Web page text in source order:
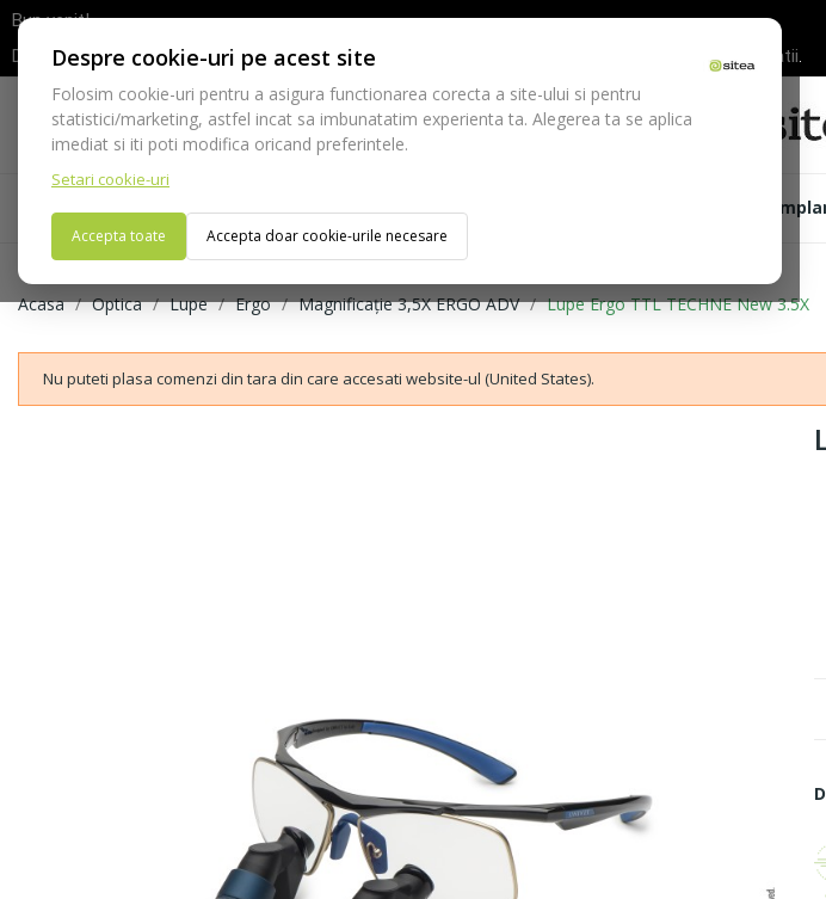
Despre cookie-uri pe acest site
Folosim cookie-uri pentru a asigura functionarea corecta a site-ului si pentru
statistici/marketing, astfel incat sa imbunatatim experienta ta. Alegerea ta se aplica
imediat si iti poti modifica oricand preferintele.
Setari cookie-uri
Accepta toate Accepta doar cookie-urile necesare
Bun venit!
Dupa efectuarea comenzii va rugam sa asteptati confirmarea stocurilor inainte de efectuarea platii.
Telefon:
021-528 03 23
Acasa Consumabile Echipamente
Acasa Optica Lupe Ergo Magnificație 3,5X ERGO ADV Lupe Ergo TTL TECHNE New 3.5X
Nu puteti plasa comenzi din tara din care accesati website-ul (United States).